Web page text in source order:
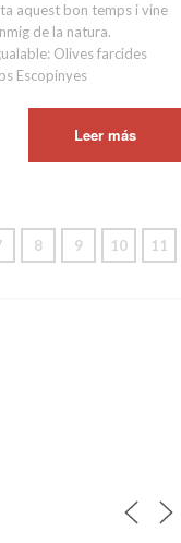
aquest bon temps i vine
de la natura.
Olives farcides
Escopinyes
Leer más
8 9 10
11